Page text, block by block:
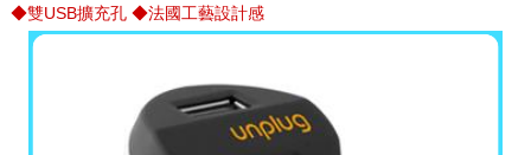
◆雙USB擴充孔 ◆法國工藝設計感